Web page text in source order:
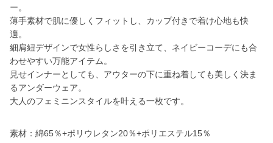
ー。
薄手素材で肌に優しくフィットし、カップ付きで着け心地も快
適。
細肩紐デザインで女性らしさを引き立て、ネイビーコーデにも合
わせやすい万能アイテム。
見せインナーとしても、アウターの下に重ね着しても美しく決ま
るアンダーウェア。
大人のフェミニンスタイルを叶える一枚です。
素材：綿65％+ポリウレタン20％+ポリエステル15％